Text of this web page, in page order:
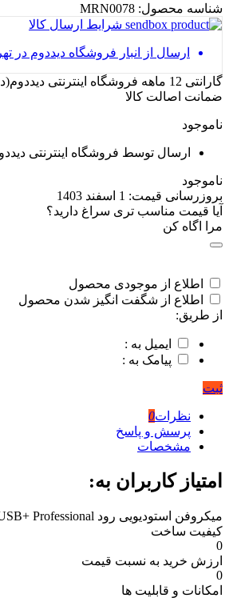
شناسه محصول: MRN0078
شرایط ارسال کالا
ارسال از انبار فروشگاه دیددوم در
گارانتی 12 ماهه فروشگاه اینترنتی دیددوم(دوربین و لنز)
ضمانت اصالت کالا
ناموجود
ارسال توسط فروشگاه اینترنتی
ناموجود
بروزرسانی قیمت: 1 اسفند 1403
آیا قیمت مناسب تری سراغ دارید؟
مرا اگاه کن
اطلاع از موجودی محصول
اطلاع از شگفت انگیز شدن محصول
از طریق:
ایمیل به :
پیامک به :
ثبت
نظرات0
پرسش و پاسخ
مشخصات
امتیاز کاربران به:
میکروفن استودیویی رود RODE NT-USB+ Professional
کیفیت ساخت
0
ارزش خرید به نسبت قیمت
0
امکانات و قابلیت ها